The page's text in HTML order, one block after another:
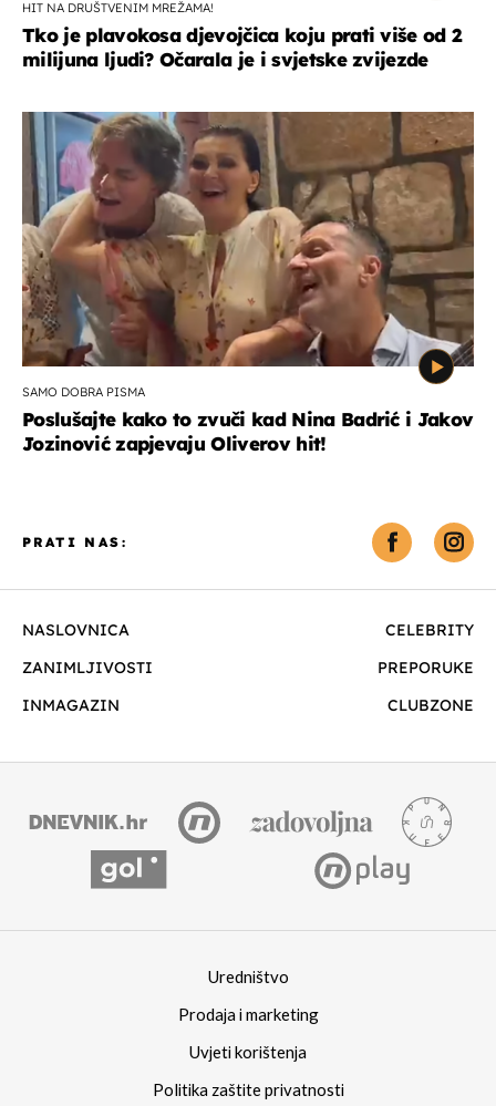
HIT NA DRUŠTVENIM MREŽAMA!
Tko je plavokosa djevojčica koju prati više od 2
milijuna ljudi? Očarala je i svjetske zvijezde
SAMO DOBRA PISMA
Poslušajte kako to zvuči kad Nina Badrić i Jakov
Jozinović zapjevaju Oliverov hit!
NASLOVNICA
CELEBRITY
ZANIMLJIVOSTI
PREPORUKE
INMAGAZIN
CLUBZONE
PRATI NAS:
Uredništvo
Prodaja i marketing
Uvjeti korištenja
Politika zaštite privatnosti